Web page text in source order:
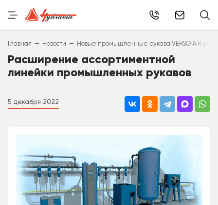
Главная – Новости – Новые промышленные рукава VERSO AIR уже
Расширение ассортиментной
линейки промышленных рукавов
5 декабря 2022